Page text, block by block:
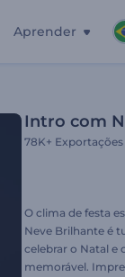
Aprender
Intro com
78K+ Exportações
O clima de festa
Neve Brilhante é
celebrar o Natal e
memorável.